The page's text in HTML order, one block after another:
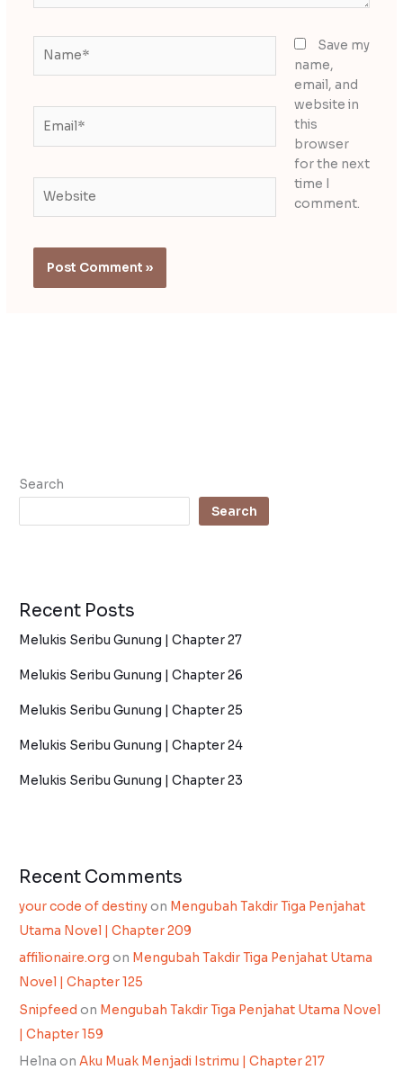
Save my
name,
email, and
website in
this
browser
for the next
time I
comment.
Search
Search
Recent Posts
Melukis Seribu Gunung | Chapter 27
Melukis Seribu Gunung | Chapter 26
Melukis Seribu Gunung | Chapter 25
Melukis Seribu Gunung | Chapter 24
Melukis Seribu Gunung | Chapter 23
Recent Comments
your code of destinyon Mengubah Takdir Tiga Penjahat
Utama Novel | Chapter 209
affilionaire.org on Mengubah Takdir Tiga Penjahat Utama
Novel | Chapter 125
Snipfeed on Mengubah Takdir Tiga Penjahat Utama Novel
| Chapter 159
Helna onAku Muak Menjadi Istrimu | Chapter 217